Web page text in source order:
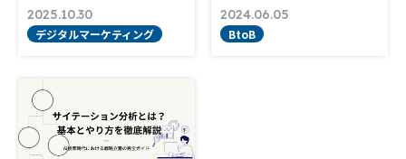
2025.10.30
デジタルマーケティング
2024.06.05
BtoB